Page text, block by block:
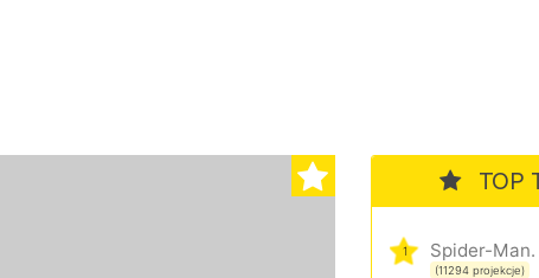
TOP
1
(11294 projekcje)